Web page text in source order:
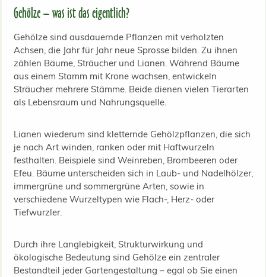
Gehölze – was ist das eigentlich?
Gehölze sind ausdauernde Pflanzen mit verholzten
Achsen, die Jahr für Jahr neue Sprosse bilden. Zu ihnen
zählen Bäume, Sträucher und Lianen. Während Bäume
aus einem Stamm mit Krone wachsen, entwickeln
Sträucher mehrere Stämme. Beide dienen vielen Tierarten
als Lebensraum und Nahrungsquelle.
Lianen wiederum sind kletternde Gehölzpflanzen, die sich
je nach Art winden, ranken oder mit Haftwurzeln
festhalten. Beispiele sind Weinreben, Brombeeren oder
Efeu. Bäume unterscheiden sich in Laub- und Nadelhölzer,
immergrüne und sommergrüne Arten, sowie in
verschiedene Wurzeltypen wie Flach-, Herz- oder
Tiefwurzler.
Durch ihre Langlebigkeit, Strukturwirkung und
ökologische Bedeutung sind Gehölze ein zentraler
Bestandteil jeder Gartengestaltung – egal ob Sie einen